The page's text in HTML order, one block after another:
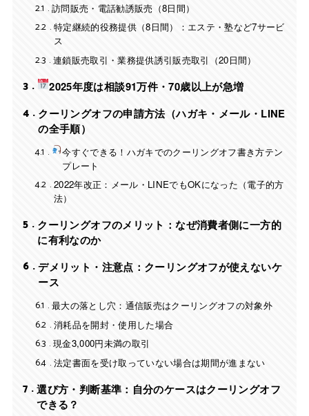
2.1
訪問販売・電話勧誘販売（8日間）
2.2 特定継続的役務提供（8日間）：エステ・塾など7サービ
ス
2.3 連鎖販売取引・業務提供誘引販売取引（20日間）
3 2025年度は相談91万件・70歳以上が急増
4
クーリングオフの申請方法（ハガキ・メール・LINE
の全手順）
4.1
今すぐできる！ハガキでのクーリングオフ書き方テン
プレート
4.2 2022年改正：メール・LINEでもOKになった（電子的方
法）
5
クーリングオフのメリット：なぜ消費者側に一方的
に有利なのか
6
デメリット・注意点：クーリングオフが使えないケ
ース
6.1
最大の落とし穴：通信販売はクーリングオフの対象外
6.2 消耗品を開封・使用した場合
6.3 現金3,000円未満の取引
6.4 法定書面を受け取っていない場合は期間が進まない
7
選び方・判断基準：自分のケースはクーリングオフ
できる？